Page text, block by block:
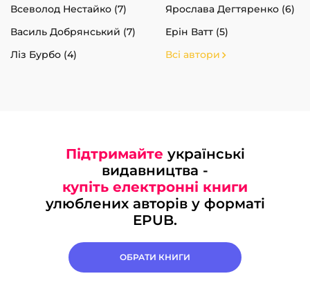
Всеволод Нестайко (7)
Ярослава Дегтяренко (6)
Василь Добрянський (7)
Ерін Ватт (5)
Ліз Бурбо (4)
Всі автори
Підтримайте українські
видавництва -
купіть електронні книги
улюблених авторів у форматі
EPUB.
ОБРАТИ КНИГИ